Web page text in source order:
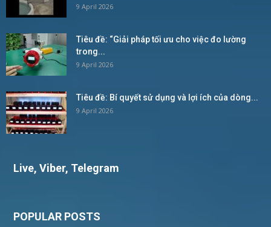
9 April 2026
Tiêu đề: “Giải pháp tối ưu cho việc đo lường
trong...
9 April 2026
Tiêu đề: Bí quyết sử dụng và lợi ích của dòng...
9 April 2026
Live, Viber, Telegram
POPULAR POSTS